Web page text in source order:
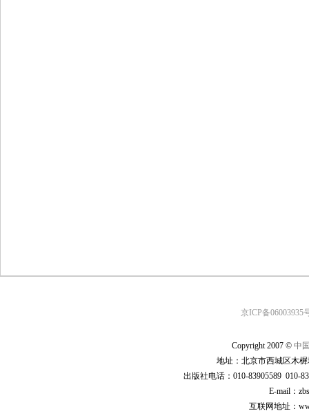
京ICP备06003935
Copyright 2007 © 中
地址：北京市西城区木
出版社电话：010-83905589 010-
E-mail：
互联网地址：